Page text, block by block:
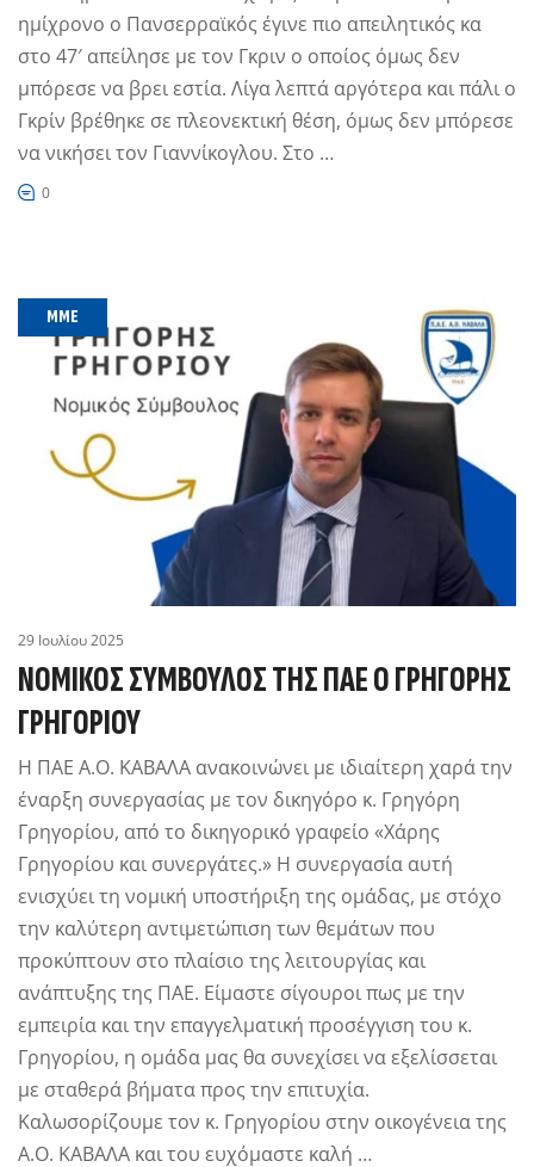
ημίχρονο ο Πανσερραϊκός έγινε πιο απειλητικός κα
στο 47′ απείλησε με τον Γκριν ο οποίος όμως δεν
μπόρεσε να βρει εστία. Λίγα λεπτά αργότερα και πάλι ο
Γκρίν βρέθηκε σε πλεονεκτική θέση, όμως δεν μπόρεσε
να νικήσει τον Γιαννίκογλου. Στο …
0
MME
29 Ιουλίου 2025
ΝΟΜΙΚΟΣ ΣΥΜΒΟΥΛΟΣ ΤΗΣ ΠΑΕ Ο ΓΡΗΓΟΡΗΣ
ΓΡΗΓΟΡΙΟΥ
Η ΠΑΕ Α.Ο. ΚΑΒΑΛΑ ανακοινώνει με ιδιαίτερη χαρά την
έναρξη συνεργασίας με τον δικηγόρο κ. Γρηγόρη
Γρηγορίου, από το δικηγορικό γραφείο «Χάρης
Γρηγορίου και συνεργάτες.» Η συνεργασία αυτή
ενισχύει τη νομική υποστήριξη της ομάδας, με στόχο
την καλύτερη αντιμετώπιση των θεμάτων που
προκύπτουν στο πλαίσιο της λειτουργίας και
ανάπτυξης της ΠΑΕ. Είμαστε σίγουροι πως με την
εμπειρία και την επαγγελματική προσέγγιση του κ.
Γρηγορίου, η ομάδα μας θα συνεχίσει να εξελίσσεται
με σταθερά βήματα προς την επιτυχία.
Καλωσορίζουμε τον κ. Γρηγορίου στην οικογένεια της
Α.Ο. ΚΑΒΑΛΑ και του ευχόμαστε καλή …